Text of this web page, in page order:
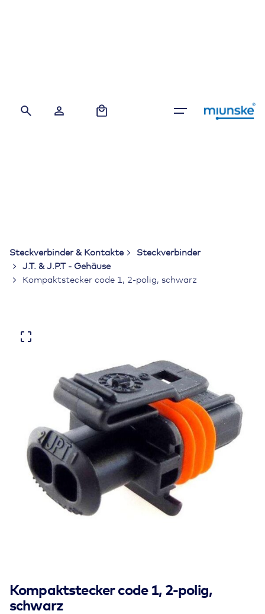
Steckverbinder & Kontakte
Steckverbinder
J.T. & J.P.T - Gehäuse
Kompaktstecker code 1, 2-polig, schwarz
Kompaktstecker code 1, 2-polig,
schwarz